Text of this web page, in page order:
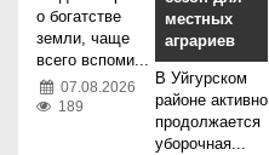
о богатстве
земли, чаще
всего вспоми...
07.08.2026
189
местных
аграриев
В Уйгурском
районе активно
продолжается
уборочная...